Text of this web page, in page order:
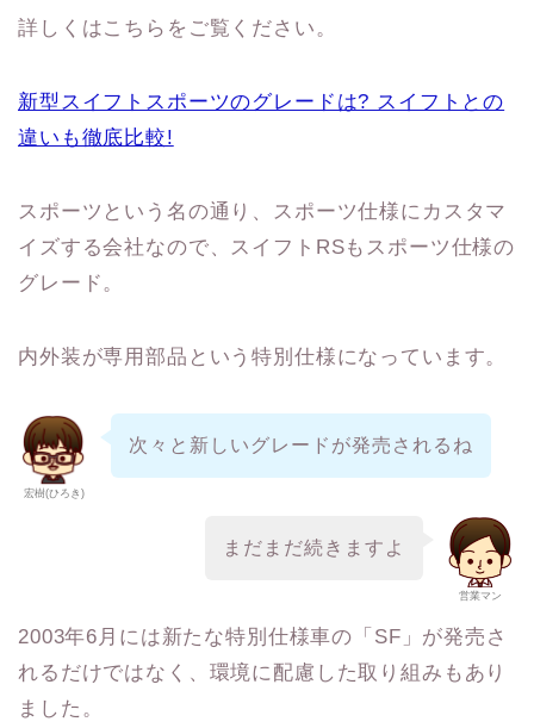
詳しくはこちらをご覧ください。
新型スイフトスポーツのグレードは? スイフトとの
違いも徹底比較!
スポーツという名の通り、スポーツ仕様にカスタマ
イズする会社なので、スイフトRSもスポーツ仕様の
グレード。
内外装が専用部品という特別仕様になっています。
宏樹(ひろき)
次々と新しいグレードが発売されるね
営業マン
まだまだ続きますよ
2003年6月には新たな特別仕様車の「SF」が発売さ
れるだけではなく、環境に配慮した取り組みもあり
ました。